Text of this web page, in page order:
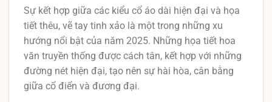
Sự kết hợp giữa các kiểu cổ áo dài hiện đại và họa
tiết thêu, vẽ tay tinh xảo là một trong những xu
hướng nổi bật của năm 2025. Những họa tiết hoa
văn truyền thống được cách tân, kết hợp với những
đường nét hiện đại, tạo nên sự hài hòa, cân bằng
giữa cổ điển và đương đại.